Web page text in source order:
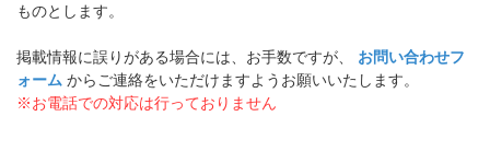
ものとします。
掲載情報に誤りがある場合には、お手数ですが、 お問い合わせフ
ォーム からご連絡をいただけますようお願いいたします。
※お電話での対応は行っておりません